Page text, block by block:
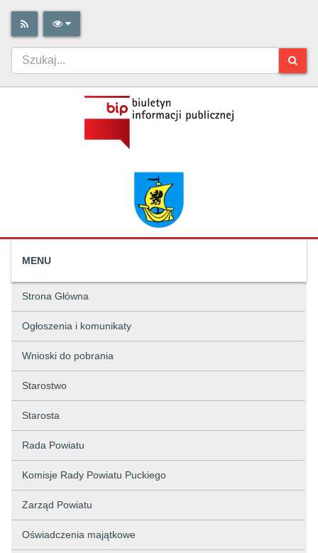
MENU
Strona Główna
Ogłoszenia i komunikaty
Wnioski do pobrania
Starostwo
Starosta
Rada Powiatu
Komisje Rady Powiatu Puckiego
Zarząd Powiatu
Oświadczenia majątkowe